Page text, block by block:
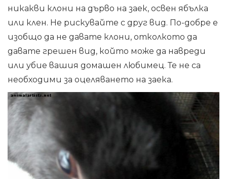
никакви клони на дърво на заек, освен ябълка
или клен. Не рискувайте с друг вид. По-добре е
изобщо да не давате клони, отколкото да
давате грешен вид, който може да навреди
или убие вашия домашен любимец. Те не са
необходими за оцеляването на заека.